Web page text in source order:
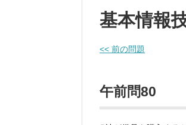
基本情報
<< 前の問題
午前問80